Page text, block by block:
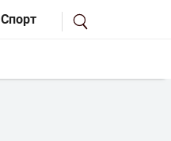
Спорт